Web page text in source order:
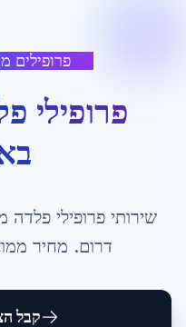
פרופילים
פרופילי
ב
שירותי פרופילי פלדה
דרום. מחיר
קבל